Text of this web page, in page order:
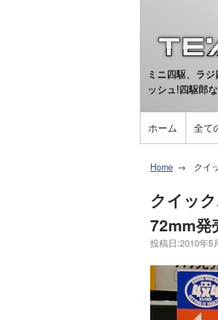
ミニ四駆、ラ
ッシュ!四駆郎
ホーム 全て
Home クイ
クイッ
72mm発
投稿日:2010年5